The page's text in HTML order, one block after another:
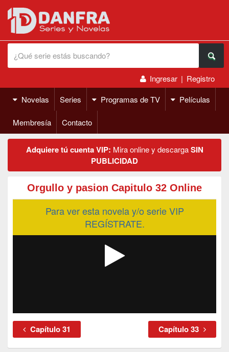
Ingresar | Registro
Novelas
Series Programas de TV Películas
Membresía Contacto
Adquiere tú cuenta VIP: Mira online y descargaSIN
PUBLICIDAD
Orgullo y pasion Capitulo 32 Online
Para ver esta novela y/o serie VIP
REGÍSTRATE.
Capítulo 31 Capítulo 33